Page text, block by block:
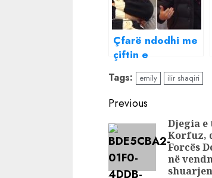
Çfarë ndodhi me
çiftin e
momentit/ Luizi
mërzitet papritur
me Kiarën: Tani
do shohim si
është mos të të
vij pas
Tags: emily ilir shaqiri
Continue
Reading
Previous
Djegia
Korfuz,
Forcës
në